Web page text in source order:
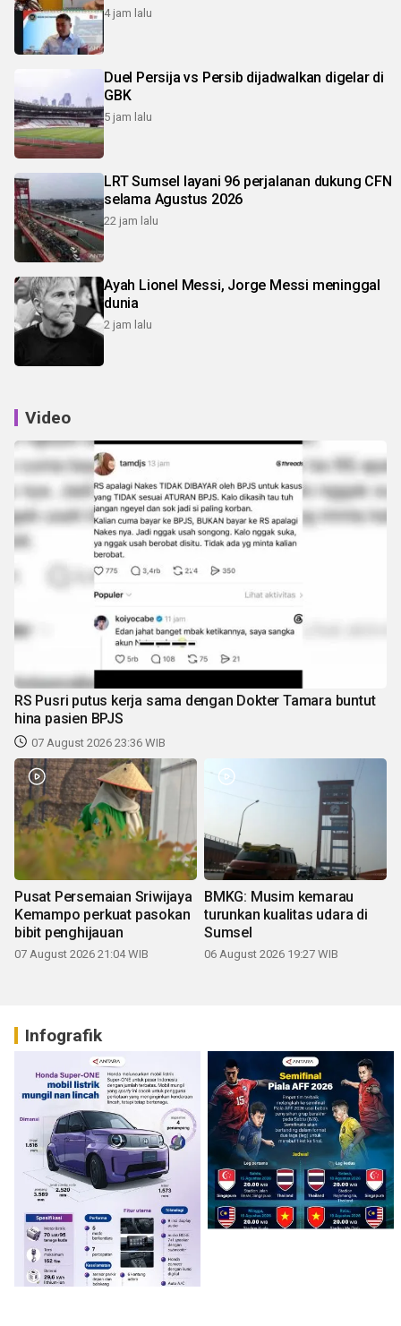
4 jam lalu
Duel Persija vs Persib dijadwalkan digelar di
GBK
5 jam lalu
LRT Sumsel layani 96 perjalanan dukung CFN
selama Agustus 2026
22 jam lalu
Ayah Lionel Messi, Jorge Messi meninggal
dunia
2 jam lalu
Video
RS Pusri putus kerja sama dengan Dokter Tamara buntut
hina pasien BPJS
07 August 2026 23:36 WIB
Pusat Persemaian Sriwijaya
Kemampo perkuat pasokan
bibit penghijauan
07 August 2026 21:04 WIB
BMKG: Musim kemarau
turunkan kualitas udara di
Sumsel
06 August 2026 19:27 WIB
Infografik